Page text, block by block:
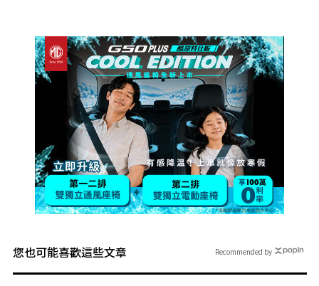
您也可能喜歡這些文章 Recommended by